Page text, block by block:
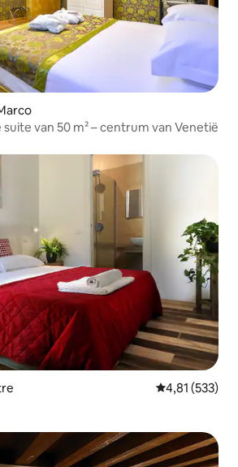
van 50 m² – centrum van Venetië
Gemiddelde
4,81 (533)